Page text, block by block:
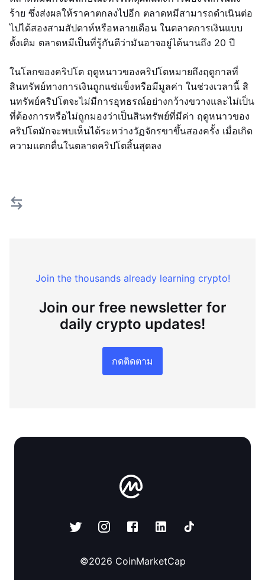
ร้าย ซึ่งส่งผลให้ราคาตกลงไปอีก ตลาดหมีสามารถดำเนินต่อ
ไปได้สองสามสัปดาห์หรือหลายเดือน ในตลาดการเงินแบบ
ดั้งเดิม ตลาดหมีเป็นที่รู้กันดีว่ามันอาจอยู่ได้นานถึง 20 ปี
ในโลกของคริปโต ฤดูหนาวของคริปโตหมายถึงฤดูกาลที่
สินทรัพย์ทางการเงินถูกแช่แข็งหรือมีมูลค่า ในช่วงเวลานี้ สิ
นทรัพย์คริปโตจะไม่มีการอุทธรณ์อย่างกว้างขวางและไม่เป็น
ที่ต้องการหรือไม่ถูกมองว่าเป็นสินทรัพย์ที่มีค่า ฤดูหนาวของ
คริปโตมักจะพบเห็นได้ระหว่างวัฏจักรขาขึ้นสองครั้ง เมื่อเกิด
ความแตกตื่นในตลาดคริปโตสิ้นสุดลง
Join the thousands already learning crypto!
Join our free newsletter for
daily crypto updates!
กดติดตาม
©2026 CoinMarketCap